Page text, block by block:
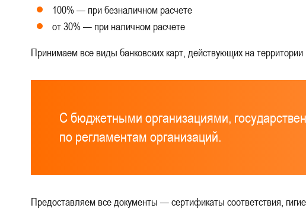
100% — при безналичном расчете
от 30% — при наличном расчете
Принимаем все виды банковских карт, действующих на территории
С бюджетными организациями,
по регламентам организаций.
Предоставляем все документы — сертификаты соответствия,